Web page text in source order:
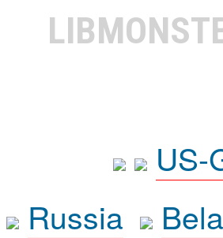
US-
Russia